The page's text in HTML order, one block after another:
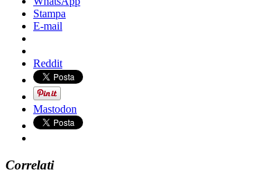
Stampa
E-mail
Reddit
Mastodon
Correlati